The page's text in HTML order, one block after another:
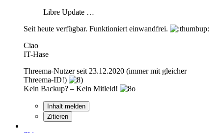
Libre Update …
Seit heute verfügbar. Funktioniert einwandfrei.
Ciao
IT-Hase
Threema-Nutzer seit 23.12.2020 (immer mit gleicher
Threema-ID!)
Kein Backup? – Kein Mitleid!
Inhalt melden
Zitieren